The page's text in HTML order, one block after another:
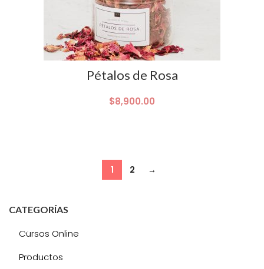
CATEGORÍAS
Cursos Online
Productos
Pétalos de Rosa
$8,900.00
1 2 →